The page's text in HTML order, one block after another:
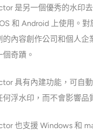
是另一個優秀的水印
和 Android 上使用。對
的內容創作公司和個人企
奇蹟。
具有內建功能，可自
何浮水印，而不會影響品
也支援 Windows 和